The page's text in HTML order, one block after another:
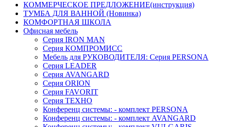
КОММЕРЧЕСКОЕ ПРЕДЛОЖЕНИЕ(инструкция)
ТУМБА ДЛЯ ВАННОЙ (Новинка)
КОМФОРТНАЯ ШКОЛА
Офисная мебель
Серия IRON MAN
Серия КОМПРОМИСС
Мебель для РУКОВОДИТЕЛЯ: Серия PERSONA
Серия LEADER
Серия AVANGARD
Серия ORION
Серия FAVORIT
Серия ТЕХНО
Конференц системы: - комплект PERSONA
Конференц системы: - комплект AVANGARD